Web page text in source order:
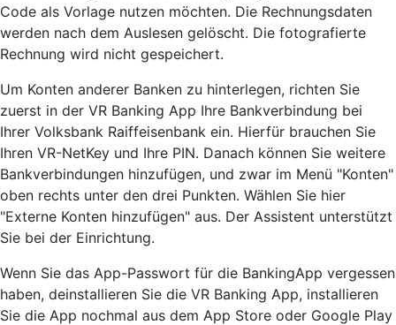
Code als Vorlage nutzen möchten. Die Rechnungsdaten
werden nach dem Auslesen gelöscht. Die fotografierte
Rechnung wird nicht gespeichert.
Um Konten anderer Banken zu hinterlegen, richten Sie
zuerst in der VR Banking App Ihre Bankverbindung bei
Ihrer Volksbank Raiffeisenbank ein. Hierfür brauchen Sie
Ihren VR-NetKey und Ihre PIN. Danach können Sie weitere
Bankverbindungen hinzufügen, und zwar im Menü "Konten"
oben rechts unter den drei Punkten. Wählen Sie hier
"Externe Konten hinzufügen" aus. Der Assistent unterstützt
Sie bei der Einrichtung.
Wenn Sie das App-Passwort für die BankingApp vergessen
haben, deinstallieren Sie die VR Banking App, installieren
Sie die App nochmal aus dem App Store oder Google Play